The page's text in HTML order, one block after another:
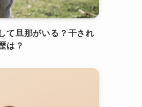
て旦那がいる？干され
は？